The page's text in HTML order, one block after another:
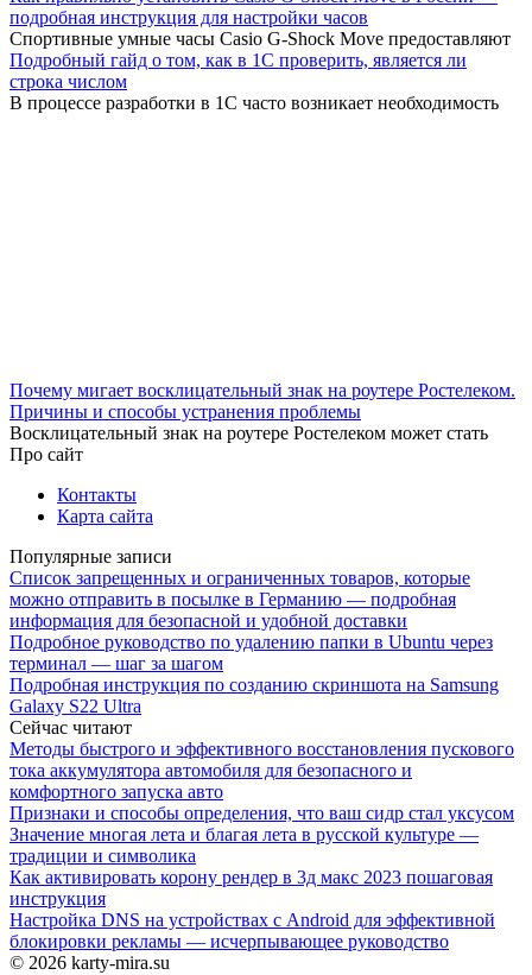
подробная инструкция для настройки часов
Спортивные умные часы Casio G-Shock Move предоставляют
Подробный гайд о том, как в 1С проверить, является ли
строка числом
В процессе разработки в 1С часто возникает необходимость
Почему мигает восклицательный знак на роутере Ростелеком.
Причины и способы устранения проблемы
Восклицательный знак на роутере Ростелеком может стать
Про сайт
Контакты
Карта сайта
Популярные записи
Список запрещенных и ограниченных товаров, которые
можно отправить в посылке в Германию — подробная
информация для безопасной и удобной доставки
Подробное руководство по удалению папки в Ubuntu через
терминал — шаг за шагом
Подробная инструкция по созданию скриншота на Samsung
Galaxy S22 Ultra
Сейчас читают
Методы быстрого и эффективного восстановления пускового
тока аккумулятора автомобиля для безопасного и
комфортного запуска авто
Признаки и способы определения, что ваш сидр стал уксусом
Значение многая лета и благая лета в русской культуре —
традиции и символика
Как активировать корону рендер в 3д макс 2023 пошаговая
инструкция
Настройка DNS на устройствах с Android для эффективной
блокировки рекламы — исчерпывающее руководство
© 2026 karty-mira.su